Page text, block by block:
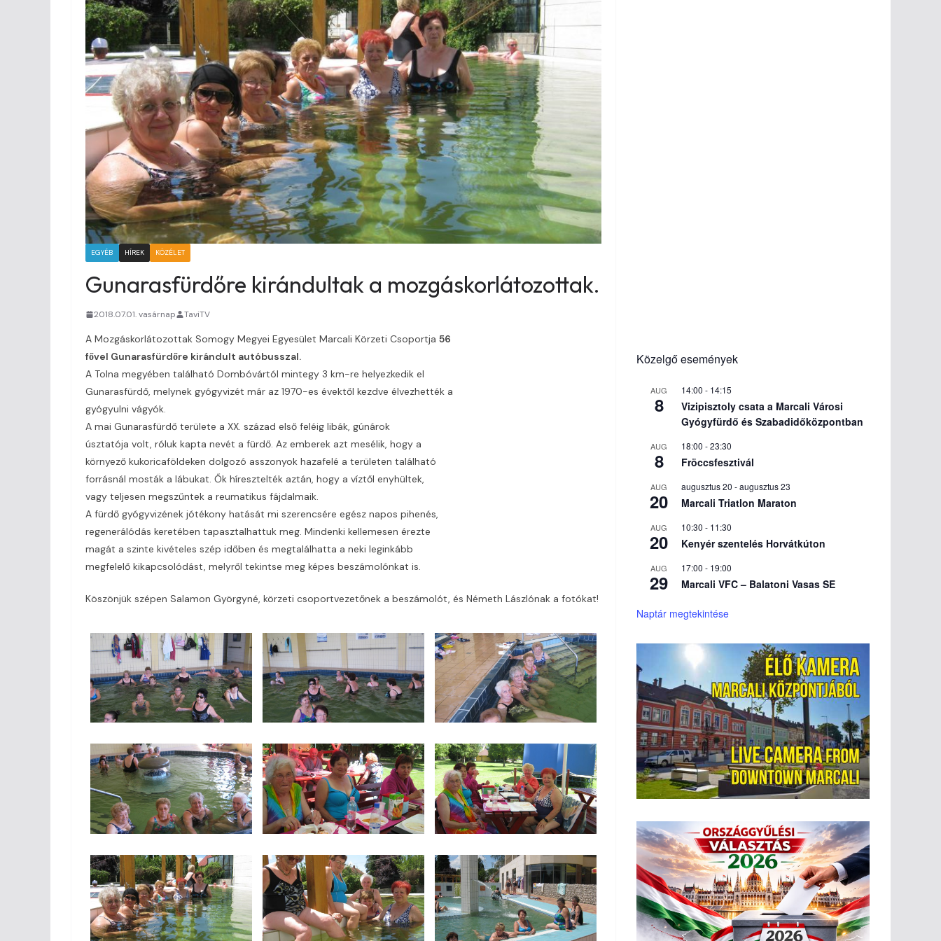
EGYÉB HÍREK KÖZÉLET
Gunarasfürdőre kirándultak a mozgáskorlátozottak.
2018.07.01. vasárnap TaviTV
A Mozgáskorlátozottak Somogy Megyei Egyesület Marcali Körzeti Csoportja 56
fővel Gunarasfürdőre kirándult autóbusszal.
A Tolna megyében található Dombóvártól mintegy 3 km-re helyezkedik el
Gunarasfürdő, melynek gyógyvizét már az 1970-es évektől kezdve élvezhették a
gyógyulni vágyók.
A mai Gunarasfürdő területe a XX. század első feléig libák, gúnárok
úsztatója volt, róluk kapta nevét a fürdő. Az emberek azt mesélik, hogy a
környező kukoricaföldeken dolgozó asszonyok hazafelé a területen található
forrásnál mosták a lábukat. Ők híresztelték aztán, hogy a víztől enyhültek,
vagy teljesen megszűntek a reumatikus fájdalmaik.
A fürdő gyógyvizének jótékony hatását mi szerencsére egész napos pihenés,
regenerálódás keretében tapasztalhattuk meg. Mindenki kellemesen érezte
magát a szinte kivételes szép időben és megtalálhatta a neki leginkább
megfelelő kikapcsolódást, melyről tekintse meg képes beszámolónkat is.
Köszönjük szépen Salamon Györgyné, körzeti csoportvezetőnek a beszámolót, és Németh Lászlónak a fotókat!
Közelgő események
AUG
8
14:00 - 14:15
Vizipisztoly csata a Marcali Városi
Gyógyfürdő és Szabadidőközpontban
AUG
8
18:00 -23:30
Fröccsfesztivál
AUG
20
augusztus 20 -augusztus 23
Marcali Triatlon Maraton
AUG
20
10:30 - 11:30
Kenyér szentelés Horvátkúton
AUG
29
17:00 - 19:00
Marcali VFC – Balatoni Vasas SE
Naptár megtekintése